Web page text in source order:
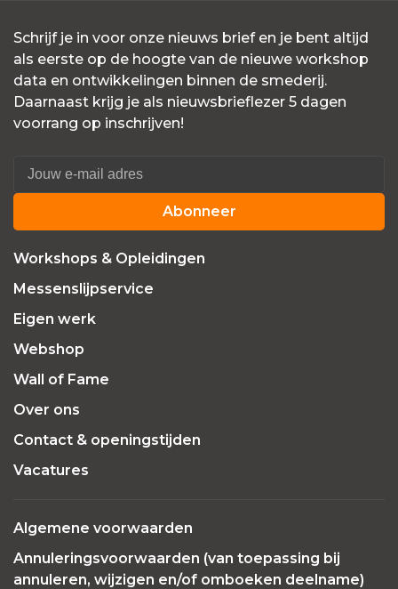
Schrijf je in voor onze nieuws brief en je bent altijd
als eerste op de hoogte van de nieuwe workshop
data en ontwikkelingen binnen de smederij.
Daarnaast krijg je als nieuwsbrieflezer 5 dagen
voorrang op inschrijven!
Abonneer
Workshops & Opleidingen
Messenslijpservice
Eigen werk
Webshop
Wall of Fame
Over ons
Contact & openingstijden
Vacatures
Algemene voorwaarden
Annuleringsvoorwaarden (van toepassing bij
annuleren, wijzigen en/of omboeken deelname)